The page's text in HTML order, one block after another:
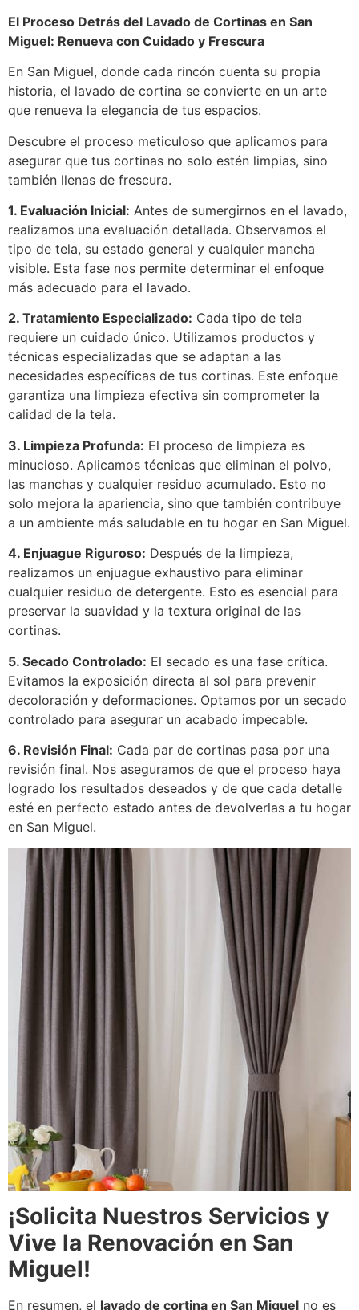
El Proceso Detrás del Lavado de Cortinas en San
Miguel: Renueva con Cuidado y Frescura
En San Miguel, donde cada rincón cuenta su propia
historia, el lavado de cortina se convierte en un arte
que renueva la elegancia de tus espacios.
Descubre el proceso meticuloso que aplicamos para
asegurar que tus cortinas no solo estén limpias, sino
también llenas de frescura.
1. Evaluación Inicial: Antes de sumergirnos en el lavado,
realizamos una evaluación detallada. Observamos el
tipo de tela, su estado general y cualquier mancha
visible. Esta fase nos permite determinar el enfoque
más adecuado para el lavado.
2. Tratamiento Especializado: Cada tipo de tela
requiere un cuidado único. Utilizamos productos y
técnicas especializadas que se adaptan a las
necesidades específicas de tus cortinas. Este enfoque
garantiza una limpieza efectiva sin comprometer la
calidad de la tela.
3. Limpieza Profunda: El proceso de limpieza es
minucioso. Aplicamos técnicas que eliminan el polvo,
las manchas y cualquier residuo acumulado. Esto no
solo mejora la apariencia, sino que también contribuye
a un ambiente más saludable en tu hogar en San Miguel.
4. Enjuague Riguroso: Después de la limpieza,
realizamos un enjuague exhaustivo para eliminar
cualquier residuo de detergente. Esto es esencial para
preservar la suavidad y la textura original de las
cortinas.
5. Secado Controlado: El secado es una fase crítica.
Evitamos la exposición directa al sol para prevenir
decoloración y deformaciones. Optamos por un secado
controlado para asegurar un acabado impecable.
6. Revisión Final: Cada par de cortinas pasa por una
revisión final. Nos aseguramos de que el proceso haya
logrado los resultados deseados y de que cada detalle
esté en perfecto estado antes de devolverlas a tu hogar
en San Miguel.
¡Solicita Nuestros Servicios y
Vive la Renovación en San
Miguel!
En resumen, el lavado de cortina en San Miguel no es